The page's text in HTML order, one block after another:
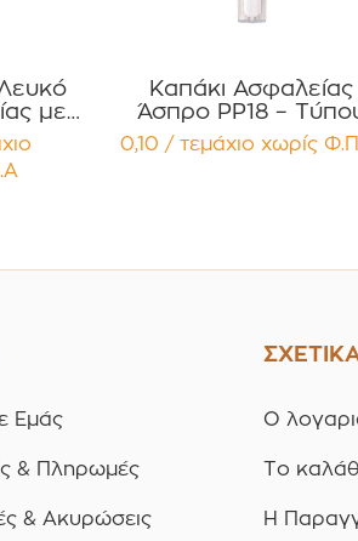
με
12
Καπάκι Ασφαλείας
Άσπρο PP18 –
One-Part με
Σταγονόμετρο
0,10 / τεμάχιο χωρίς
Εμάς
& Πληρωμές
& Ακυρώσεις
Ο
Το
Η